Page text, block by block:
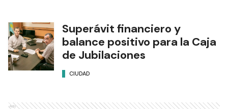
Superávit financiero y
balance positivo para la Caja
de Jubilaciones
CIUDAD
Ads